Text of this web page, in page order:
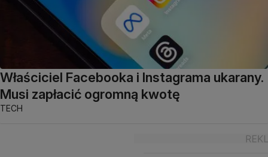
Właściciel Facebooka i Instagrama ukarany.
Musi zapłacić ogromną kwotę
TECH